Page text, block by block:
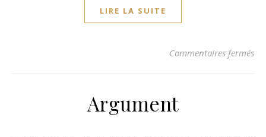
LIRE LA SUITE
Commentaires fermés
Argument